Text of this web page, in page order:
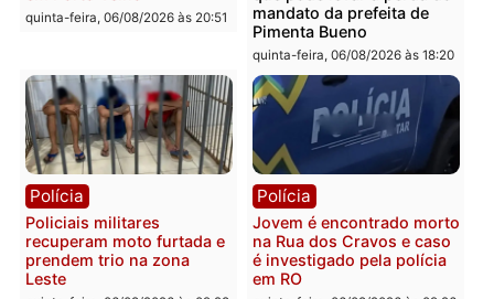
Você também vai querer ler...
Polícia Política